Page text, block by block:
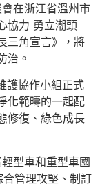
在浙江省溫州市
協力 勇立潮頭
三角宣言》，將
治。
護協作小組正式
化範疇的一起配
修復、綠色成長
型車和重型車國
管理攻堅、制訂